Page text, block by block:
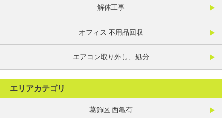
解体工事
オフィス 不用品回収
エアコン取り外し、処分
エリアカテゴリ
葛飾区 西亀有